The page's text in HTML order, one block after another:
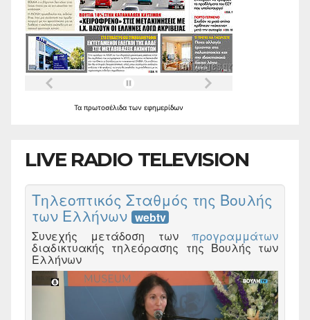
Τα πρωτοσέλιδα των εφημερίδων
LIVE RADIO TELEVISION